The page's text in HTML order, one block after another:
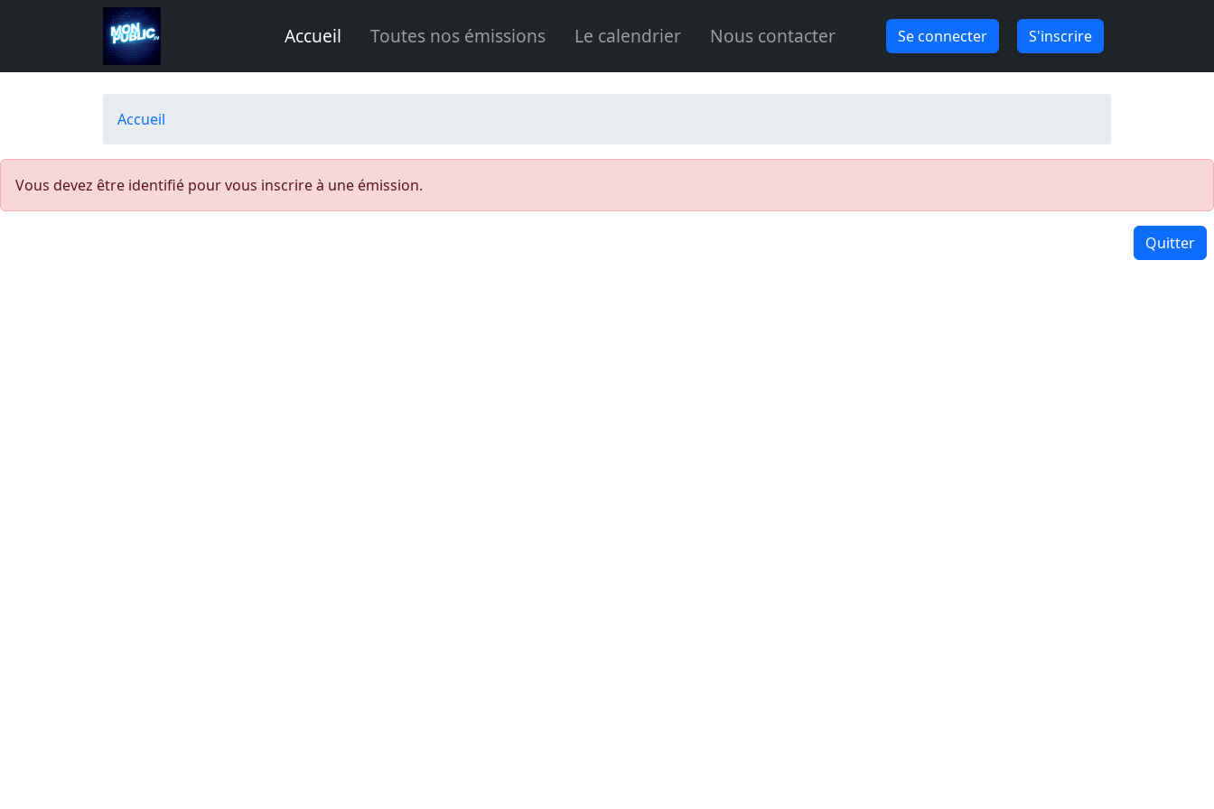
Aller au contenu principal
Accueil Toutes nos émissions Le calendrier Nous contacter Se connecter S'inscrire
Fil d'Ariane
Accueil
Vous devez être identifié pour vous inscrire à une émission.
Quitter